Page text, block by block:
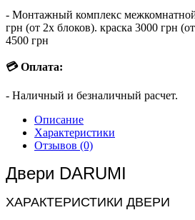
- Монтажный комплекс
грн (от 2х блоков). краска 3000 грн
4500 грн
💳 Оплата:
- Наличный и безналичный расчет.
Описание
Характеристики
Отзывов (0)
Двери DARUMI
ХАРАКТЕРИСТИКИ ДВЕРИ